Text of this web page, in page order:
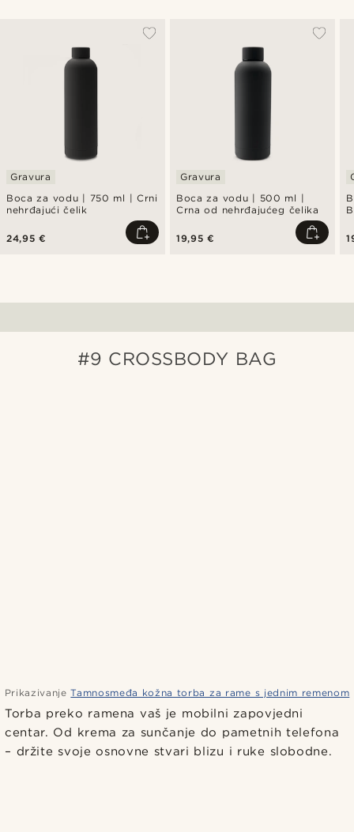
Boca za vodu | 750 ml | Crni
nehrđajući čelik
Gravura
24,95 €
Boca za vodu | 500 ml |
Crna od nehrđajućeg čelika
Gravura
19,95 €
#9 CROSSBODY BAG
Prikazivanje Tamnosmeđa kožna torba za rame s jednim remenom
Torba preko ramena vaš je mobilni zapovjedni
centar. Od krema za sunčanje do pametnih telefona
– držite svoje osnovne stvari blizu i ruke slobodne.